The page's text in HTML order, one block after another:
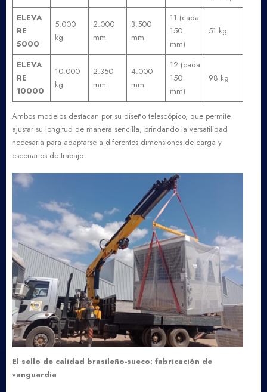
ELEVA
RE
5000
5.000
kg
2.000
mm
3.500
mm
11 (cada
150
mm)
51 kg
ELEVA
RE
10000
10.000
kg
2.350
mm
4.000
mm
12 (cada
150
mm)
98 kg
Ambos modelos destacan por su diseño telescópico, que permite
ajustar su longitud de manera sencilla, brindando la versatilidad
necesaria para adaptarse a diferentes dimensiones de carga y
escenarios de trabajo.
El sello de calidad brasileño-sueco: fabricación de
vanguardia